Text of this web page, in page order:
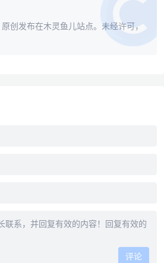
原创发布在木灵鱼儿站点。未经许可，
评论